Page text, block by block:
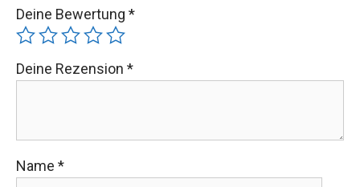
Deine Bewertung *
Deine Rezension *
Name *